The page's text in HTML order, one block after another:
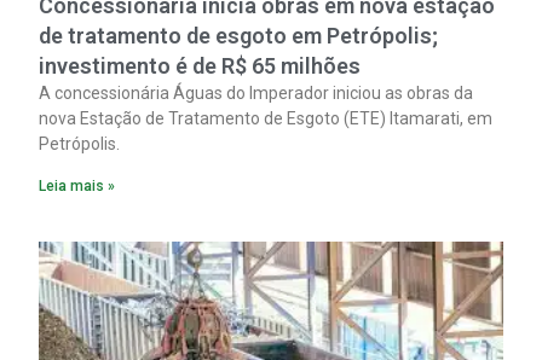
Concessionária inicia obras em nova estação
de tratamento de esgoto em Petrópolis;
investimento é de R$ 65 milhões
A concessionária Águas do Imperador iniciou as obras da
nova Estação de Tratamento de Esgoto (ETE) Itamarati, em
Petrópolis.
Leia mais »